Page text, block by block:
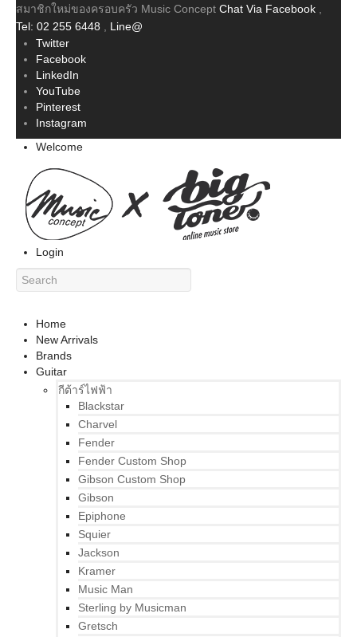
สมาชิกใหม่ของครอบครัว Music Concept Chat Via Facebook
Tel: 02 255 6448
Line@
Twitter
Facebook
LinkedIn
YouTube
Pinterest
Instagram
Welcome
Login
Home
New Arrivals
Brands
Guitar
กีต้าร์ไฟฟ้า
Blackstar
Charvel
Fender
Fender Custom Shop
Gibson Custom Shop
Gibson
Epiphone
Squier
Jackson
Kramer
Music Man
Sterling by Musicman
Gretsch